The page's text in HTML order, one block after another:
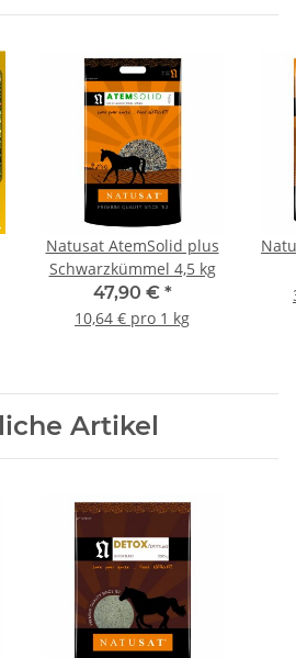
Natusat AtemSolid plus
Schwarzkümmel 4,5 kg
47,90 € *
10,64 € pro 1 kg
Artikel